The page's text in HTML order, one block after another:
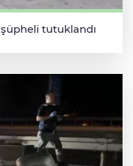
tutuklandı